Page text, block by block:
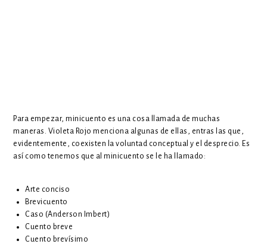
Para empezar, minicuento es una cosa llamada de muchas
maneras. Violeta Rojo menciona algunas de ellas, entras las que,
evidentemente, coexisten la voluntad conceptual y el desprecio. Es
así como tenemos que al minicuento se le ha llamado:
Arte conciso
Brevicuento
Caso (Anderson Imbert)
Cuento breve
Cuento brevísimo